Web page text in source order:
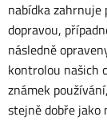
nabídka zahrnuje
dopravou,
následně
kontrolou našich
známek
stejně dobře jako